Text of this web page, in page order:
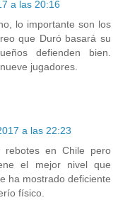
a las 20:16
lo importante son los
que Duró basará su
defienden bien.
jugadores.
a las 22:23
en Chile pero
el mejor nivel que
ha mostrado deficiente
físico.